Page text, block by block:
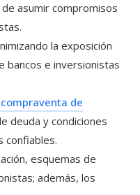
asumir compromisos
la exposición
bancos e inversionistas
de
deuda y condiciones
confiables.
esquemas de
además, los